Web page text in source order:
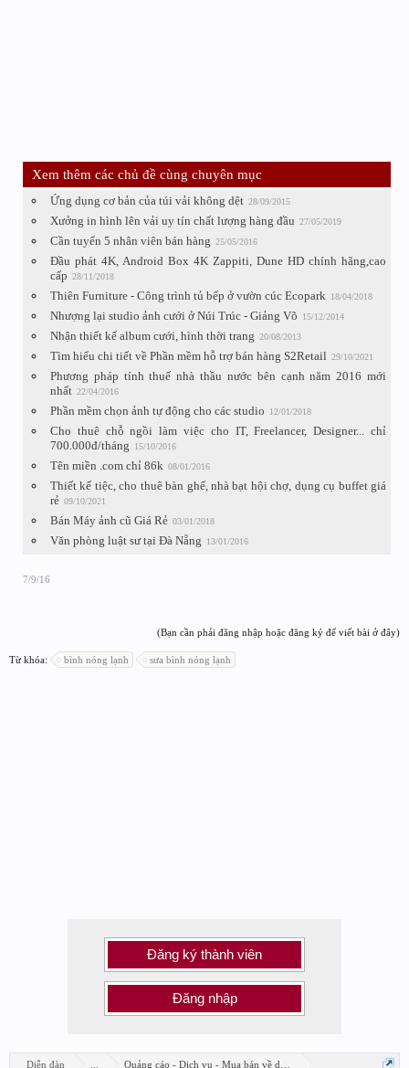
Xem thêm các chủ đề cùng chuyên mục
Ứng dụng cơ bản của túi vải không dệt 28/09/2015
Xưởng in hình lên vải uy tín chất lượng hàng đầu 27/05/2019
Cần tuyển 5 nhân viên bán hàng 25/05/2016
Đầu phát 4K, Android Box 4K Zappiti, Dune HD chính hãng,cao
cấp 28/11/2018
Thiên Furniture - Công trình tủ bếp ở vườn cúc Ecopark 18/04/2018
Nhượng lại studio ảnh cưới ở Núi Trúc - Giảng Võ 15/12/2014
Nhận thiết kế album cưới, hình thời trang 20/08/2013
Tìm hiểu chi tiết về Phần mềm hỗ trợ bán hàng S2Retail 29/10/2021
Phương pháp tính thuế nhà thầu nước bên cạnh năm 2016 mới
nhất 22/04/2016
Phần mềm chọn ảnh tự động cho các studio 12/01/2018
Cho thuê chỗ ngồi làm việc cho IT, Freelancer, Designer... chỉ
700.000đ/tháng
15/10/2016
Tên miền .com chỉ 86k 08/01/2016
Thiết kế tiệc, cho thuê bàn ghế, nhà bạt hội chợ, dụng cụ buffet giá
rẻ 09/10/2021
Bán Máy ảnh cũ Giá Rẻ 03/01/2018
Văn phòng luật sư tại Đà Nẵng 13/01/2016
7/9/16
(Bạn cần phải đăng nhập hoặc đăng ký để viết bài ở đây)
Từ khóa: bình nóng lạnh sưa bình nóng lạnh
Đăng ký thành viên
Đăng nhập
Diễn đàn Quảng cáo - Dịch vụ - Mua bán về design